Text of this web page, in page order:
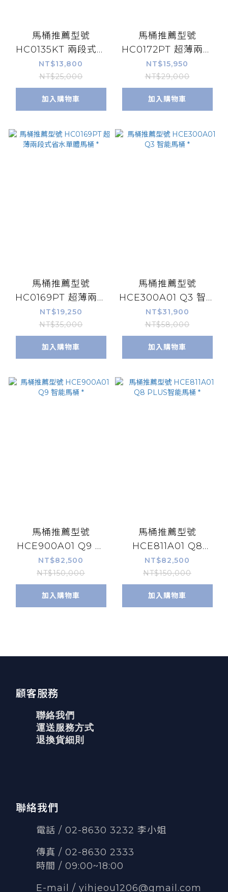
馬桶推薦型號
HC0135KT 兩段式省
水單體馬桶 *
NT$13,800
NT$25,000
加入購物車
馬桶推薦型號
HC0172PT 超薄兩段
式省水單體馬桶 *
NT$15,950
NT$29,000
加入購物車
馬桶推薦型號
HC0169PT 超薄兩段
式省水單體馬桶 *
NT$19,250
NT$35,000
加入購物車
馬桶推薦型號
HCE300A01 Q3 智能
馬桶 *
NT$31,900
NT$58,000
加入購物車
馬桶推薦型號
HCE900A01 Q9 智
能馬桶 *
NT$82,500
NT$150,000
加入購物車
馬桶推薦型號
HCE811A01 Q8
PLUS智能馬桶 *
NT$82,500
NT$150,000
加入購物車
顧客服務
聯絡我們
運送服務方式
退換貨細則
聯絡我們
電話 / 02-8630 3232 李小姐
傳真 / 02-8630 2333
時間 / 09:00~18:00
E-mail / yihjeou1206@gmail.com